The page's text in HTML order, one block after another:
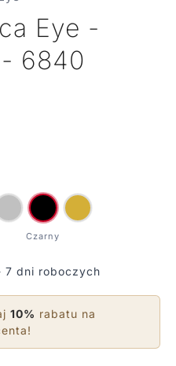
Eye -
6840
7 dni roboczych
10% rabatu na